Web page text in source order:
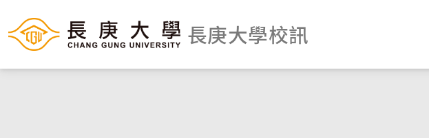
長庚大學校訊